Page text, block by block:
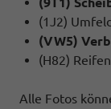
(1J2)
(VW5)
(H82)
Alle Fotos